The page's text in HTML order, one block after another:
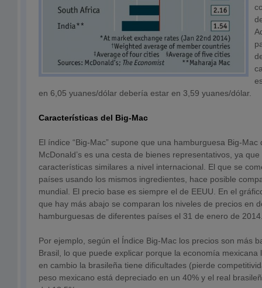
en 6,05 yuanes/dólar debería estar en 3,59 yuanes/dólar.
Características del Big-Mac
El índice “Big-Mac” supone que una hamburguesa Big-
McDonald’s es una cesta de bienes representativos, ya
características similares a nivel internacional. El que se
países usando los mismos ingredientes, hace posible
mundial. El precio base es siempre el de EEUU. En el
que hay más abajo se comparan los niveles de precios en
hamburguesas de diferentes países el 31 de enero de
Por ejemplo, según el Índice Big-Mac los precios son más
Brasil, lo que puede explicar porque la economía mexicana
en cambio la brasileña tiene dificultades (pierde
peso mexicano está depreciado en un 40% y el real